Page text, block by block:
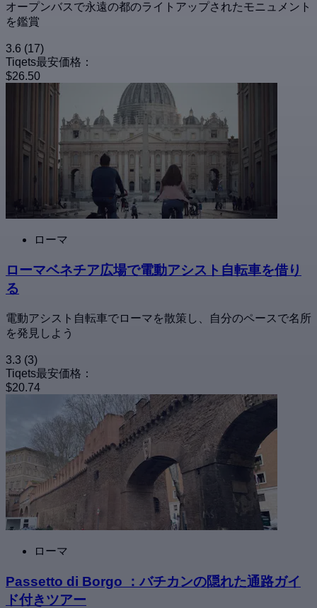
オープンバスで永遠の都のライトアップされたモニュメント
を鑑賞
3.6 (17)
Tiqets最安価格：
$26.50
ローマ
ローマベネチア広場で電動アシスト自転車を借り
る
電動アシスト自転車でローマを散策し、自分のペースで名所
を発見しよう
3.3 (3)
Tiqets最安価格：
$20.74
ローマ
Passetto di Borgo ：バチカンの隠れた通路ガイ
ド付きツアー